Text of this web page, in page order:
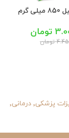
قرص رینفولتیل 850 میلی گرم
تومان
تومان
فروش انواع محصولات و تجهیزات پزشکی٬ درمانی٬